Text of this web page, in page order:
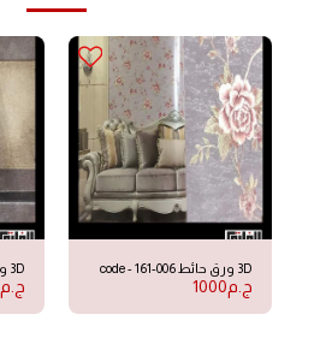
3D ورق حائط code - 161-006
ج.م1000
3D ورق حائط code - 161-050
ج.م